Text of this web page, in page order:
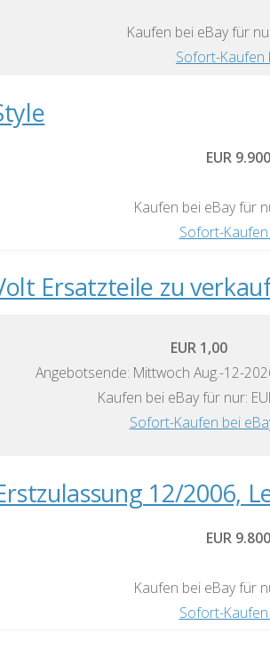
Kaufen bei eBay für
Sofort-Kaufen
EUR
Kaufen bei eBay für
Sofort-
Ersatzteile zu
EUR 1,00
Angebotsende: Mittwoch Aug.-12-
Kaufen bei eBay für nur:
Sofort-Kaufen bei
12/2006,
EUR
Kaufen bei eBay für
Sofort-